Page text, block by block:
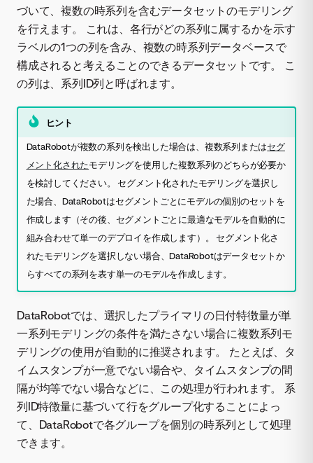
づいて、複数の時系列を含むデータセットのモデリング
を行えます。 これは、各行がどの系列に属するかを示す
ラベルの1つの列を含み、複数の時系列データベースで
構成されると考えることのできるデータセットです。 こ
の列は、系列ID列と呼ばれます。
ヒント
DataRobotが複数の系列を検出した場合は、複数系列またはセグ
メント化されたモデリングを使用した複数系列のどちらが必要か
を検討してください。 セグメント化されたモデリングを選択し
た場合、DataRobotはセグメントごとにモデルの個別のセットを
作成します（その後、セグメントごとに最適なモデルを自動的に
組み合わせて単一のデプロイを作成します）。 セグメント化さ
れたモデリングを選択しない場合、DataRobotはデータセットか
らすべての系列を表す単一のモデルを作成します。
DataRobotでは、選択したプライマリの日付特徴量が単
一系列モデリングの条件を満たさない場合に複数系列モ
デリングの使用が自動的に推奨されます。 たとえば、タ
イムスタンプが一意でない場合や、タイムスタンプの間
隔が均等でない場合などに、この処理が行われます。 系
列ID特徴量に基づいて行をグループ化することによっ
て、DataRobotで各グループを個別の時系列として処理
できます。